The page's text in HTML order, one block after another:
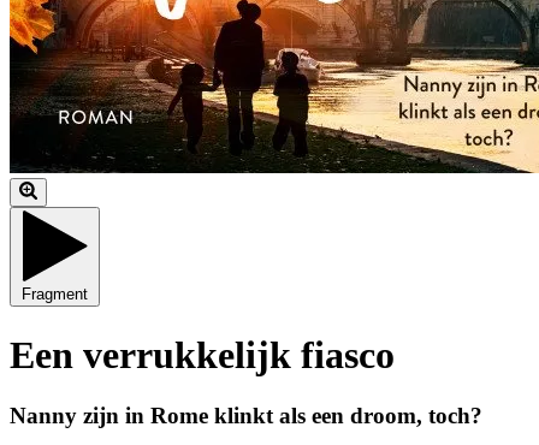
Fragment
Een verrukkelijk fiasco
Nanny zijn in Rome klinkt als een droom, toch?